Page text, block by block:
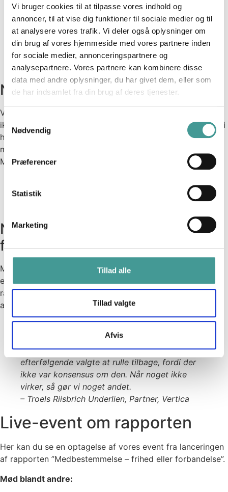
Vi bruger cookies til at tilpasse vores indhold og
annoncer, til at vise dig funktioner til sociale medier og til
at analysere vores trafik. Vi deler også oplysninger om
din brug af vores hjemmeside med vores partnere inden
for sociale medier, annonceringspartnere og
analysepartnere. Vores partnere kan kombinere disse
data med andre oplysninger, du har givet dem, eller som
de har indsamlet fra din brug af deres tjenester.
Nødvendig
Præferencer
Statistik
Marketing
Tillad alle
Tillad valgte
Afvis
tilstrækkeligt styr på tingene. At have frihed til
noget, man ikke har tilstrækkeligt kontrol over,
føles alt andet en frit og fører sjældent til noget
godt.”
– Hans Henrik Knoop, lektor og associeret
professor
Nye organisationer med power
Vi giver dig et billede af nye typer af organisationer, som
ikke har klassiske lederprofiler, som vi kender dem – men i
højere grad facilitatorer og sparringspartnere. Her er det
medarbejderne, som bestemmer og har budgetansvaret.
Mange kender dem som TEAL-organisationer.
beslutningerne, og det skaber tryghed
Når medbestemmelse bliver en
forbandelse
Men vi hejser også et flag. For medbestemmelse kan blive
en forbandelse, hvis medarbejderen oplever manglende
rammer eller en usikker retning. Vores undersøgelse viser,
at mange medarbejdere er udfordret her.
Hvis du egenhændigt tager en beslutning, så
undrer folk sig virkelig her og bliver måske også
sure. Jeg traf en beslutning i sommer, som vi
efterfølgende valgte at rulle tilbage, fordi der
ikke var konsensus om den. Når noget ikke
virker, så gør vi noget andet.
– Troels Riisbrich Underlien, Partner, Vertica
Live-event om rapporten
Her kan du se en optagelse af vores event fra lanceringen
af rapporten ”Medbestemmelse – frihed eller forbandelse”.
Mød blandt andre: